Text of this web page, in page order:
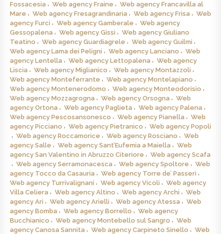
Fossacesia Web agency Fraine
Web agency Francavilla al
Mare
Web agency Fresagrandinaria Web agency Frisa
Web
agency Furci
Web agency Gamberale
Web agency
Gessopalena
Web agency Gissi
Web agency Giuliano
Teatino
Web agency Guardiagrele
Web agency Guilmi
Web agency Lama dei Peligni
Web agency Lanciano
Web
agency Lentella
Web agency Lettopalena
Web agency
Liscia
Web agency Miglianico
Web agency Montazzoli
Web agency Monteferrante
Web agency Montelapiano
Web agency Montenerodomo
Web agency Monteodorisio
Web agency Mozzagrogna
Web agency Orsogna
Web
agency Ortona
Web agency Paglieta
Web agency Palena
Web agency Pescosansonesco
Web agency Pianella
Web
agency Picciano
Web agency Pietranico
Web agency Popoli
Web agency Roccamorice
Web agency Rosciano
Web
agency Salle
Web agency Sant’Eufemia a Maiella
Web
agency San Valentino in Abruzzo Citeriore
Web agency Scafa
Web agency Serramonacesca
Web agency Spoltore
Web
agency Tocco da Casauria
Web agency Torre de’ Passeri
Web agency Turrivalignani
Web agency Vicoli
Web agency
Villa Celiera
Web agency Altino Web agency Archi
Web
agency Ari
Web agency Arielli Web agency Atessa
Web
agency Bomba
Web agency Borrello
Web agency
Bucchianico
Web agency Montebello sul Sangro
Web
agency Canosa Sannita
Web agency Carpineto Sinello
Web